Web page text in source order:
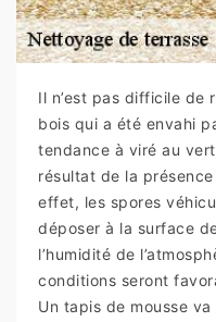
Il n’est pas difficile de
bois qui a été envahi
tendance à viré au
résultat de la
effet, les spores
déposer à la surface
l’humidité de
conditions seront
Un tapis de mousse